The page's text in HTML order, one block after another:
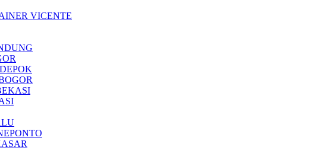
VICENTE